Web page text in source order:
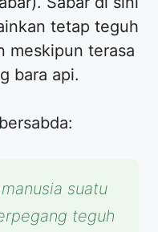
tetap teguh
meskipun terasa
bara api.
suatu
teguh